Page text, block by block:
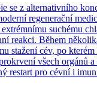
se z alternativního
regenerační
suchému
reakci. Během
stažení cév, po
všech orgánů
restart pro cévní i